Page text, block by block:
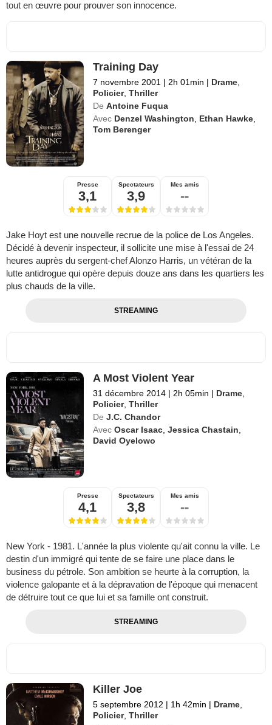
tout en œuvre pour prouver son innocence.
Training Day
7 novembre 2001 | 2h 01min | Drame
Policier,Thriller
De Antoine Fuqua
Avec Denzel Washington Ethan Hawke
Tom Berenger
Presse
3,1
Spectateurs
3,9
Mes amis
--
Jake Hoyt est une nouvelle recrue de la police de Los Angeles.
Décidé à devenir inspecteur, il sollicite une mise à l'essai de 24
heures auprès du sergent-chef Alonzo Harris, un vétéran de la
lutte antidrogue qui opère depuis douze ans dans les quartiers les
plus chauds de la ville.
STREAMING
A Most Violent Year
31 décembre 2014 | 2h 05min | Drame
Policier,Thriller
De J.C. Chandor
Avec Oscar Isaac ,Jessica Chastain
David Oyelowo
Presse
4,1
Spectateurs
3,8
Mes amis
--
New York - 1981. L'année la plus violente qu'ait connu la ville. Le
destin d'un immigré qui tente de se faire une place dans le
business du pétrole. Son ambition se heurte à la corruption, la
violence galopante et à la dépravation de l'époque qui menacent
de détruire tout ce que lui et sa famille ont construit.
STREAMING
Killer Joe
5 septembre 2012 | 1h 42min | Drame
Policier,Thriller